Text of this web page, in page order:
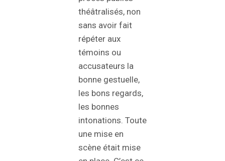
théâtralisés, non
sans avoir fait
répéter aux
témoins ou
accusateurs la
bonne gestuelle,
les bons regards,
les bonnes
intonations. Toute
une mise en
scène était mise